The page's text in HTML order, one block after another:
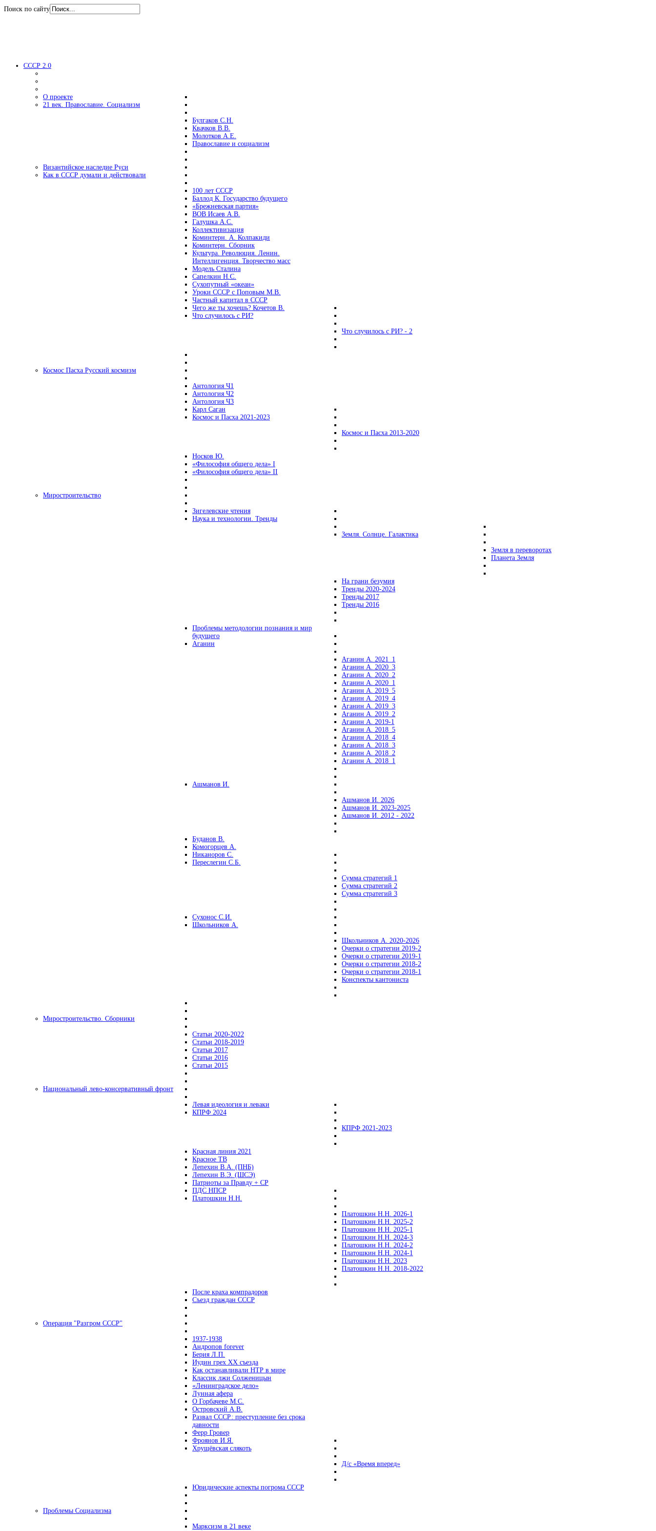
Поиск по сайту
СССР 2.0
О проекте
21 век. Православие. Социализм
Булгаков С.Н.
Квачков В.В.
Молотков А.Е.
Православие и социализм
Византийское наследие Руси
Как в СССР думали и действовали
100 лет СССР
Баллод К. Государство будущего
«Брежневская партия»
ВОВ Исаев А.В.
Галушка А.С.
Коллективизация
Коминтерн. А. Колпакиди
Коминтерн. Сборник
Культура. Революция. Ленин.
Интеллигенция. Творчество масс
Модель Сталина
Сапелкин Н.С.
Сухопутный «океан»
Уроки СССР с Поповым М.В.
Частный капитал в СССР
Чего же ты хочешь? Кочетов В.
Что случилось с РИ?
Что случилось с РИ? - 2
Космос Пасха Русский космизм
Антология Ч1
Антология Ч2
Антология Ч3
Карл Саган
Космос и Пасха 2021-2023
Космос и Пасха 2013-2020
Носков Ю.
«Философия общего дела» I
«Философия общего дела» II
Миростроительство
Зигелевские чтения
Наука и технологии. Тренды
Земля. Солнце. Галактика
Земля в переворотах
Планета Земля
На грани безумия
Тренды 2020-2024
Тренды 2017
Тренды 2016
Проблемы методологии познания и мир
будущего
Аганин
Аганин А. 2021_1
Аганин А. 2020_3
Аганин А. 2020_2
Аганин А. 2020_1
Аганин А. 2019_5
Аганин А. 2019_4
Аганин А. 2019_3
Аганин А. 2019_2
Аганин А. 2019-1
Аганин А. 2018_5
Аганин А. 2018_4
Аганин А. 2018_3
Аганин А. 2018_2
Аганин А. 2018_1
Ашманов И.
Ашманов И. 2026
Ашманов И. 2023-2025
Ашманов И. 2012 - 2022
Буданов В.
Комогорцев А.
Никаноров С.
Переслегин С.Б.
Сумма стратегий 1
Сумма стратегий 2
Сумма стратегий 3
Сухонос С.И.
Школьников А.
Школьников А. 2020-2026
Очерки о стратегии 2019-2
Очерки о стратегии 2019-1
Очерки о стратегии 2018-2
Очерки о стратегии 2018-1
Конспекты кантониста
Миростроительство. Сборники
Статьи 2020-2022
Статьи 2018-2019
Статьи 2017
Статьи 2016
Статьи 2015
Национальный лево-консервативный фронт
Левая идеология и леваки
КПРФ 2024
КПРФ 2021-2023
Красная линия 2021
Красное ТВ
Лепехин В.А. (ПНБ)
Лепехин В.Э. (ШСЭ)
Патриоты за Правду + СР
ПДС НПСР
Платошкин Н.Н.
Платошкин Н.Н. 2026-1
Платошкин Н.Н. 2025-2
Платошкин Н.Н. 2025-1
Платошкин Н.Н. 2024-3
Платошкин Н.Н. 2024-2
Платошкин Н.Н. 2024-1
Платошкин Н.Н. 2023
Платошкин Н.Н. 2018-2022
После краха компрадоров
Съезд граждан СССР
Операция "Разгром СССР"
1937-1938
Андропов forever
Берия Л.П.
Иудин грех ХХ съезда
Как останавливали НТР в мире
Классик лжи Солженицын
«Ленинградское дело»
Лунная афера
О Горбачеве М.С.
Островский А.В.
Развал СССР: преступление без срока
давности
Ферр Гровер
Фроянов И.Я.
Хрущёвская слякоть
Д/с «Время вперед»
Юридические аспекты погрома СССР
Проблемы Социализма
Марксизм в 21 веке